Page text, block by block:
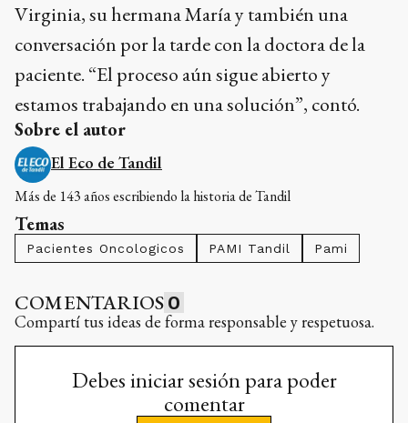
Virginia, su hermana María y también una
conversación por la tarde con la doctora de la
paciente. “El proceso aún sigue abierto y
estamos trabajando en una solución”, contó.
Sobre el autor
El Eco de Tandil
Más de 143 años escribiendo la historia de Tandil
Temas
Pacientes Oncologicos PAMI Tandil Pami
COMENTARIOS 0
Compartí tus ideas de forma responsable y respetuosa.
Debes iniciar sesión para poder
comentar